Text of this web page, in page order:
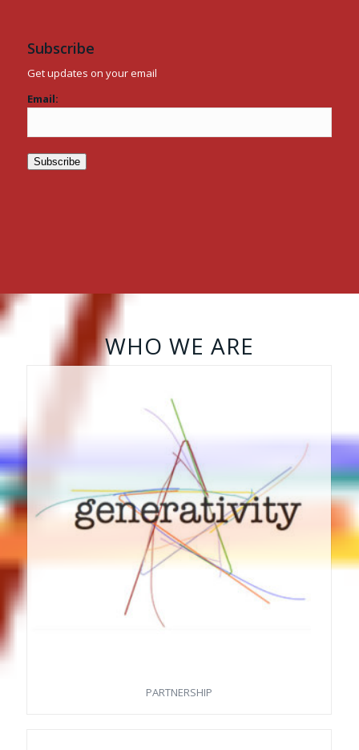
Subscribe
Get updates on your email
Email:
WHO WE ARE
PARTNERSHIP